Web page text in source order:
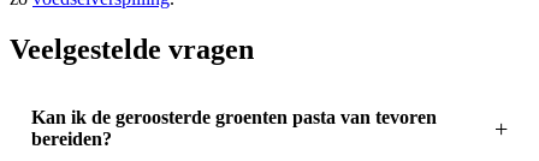
Veelgestelde vragen
Kan ik de geroosterde groenten pasta van tevoren
bereiden?